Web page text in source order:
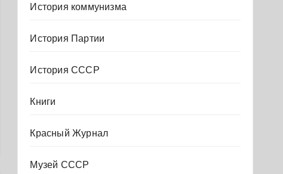
История коммунизма
История Партии
История СССР
Книги
Красный Журнал
Музей СССР